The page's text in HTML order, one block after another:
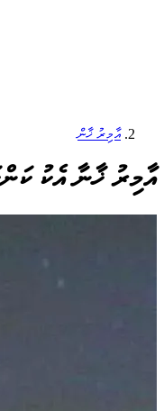
އާމިރު ޚާން
އާމިރު ޚާނާ އެކު